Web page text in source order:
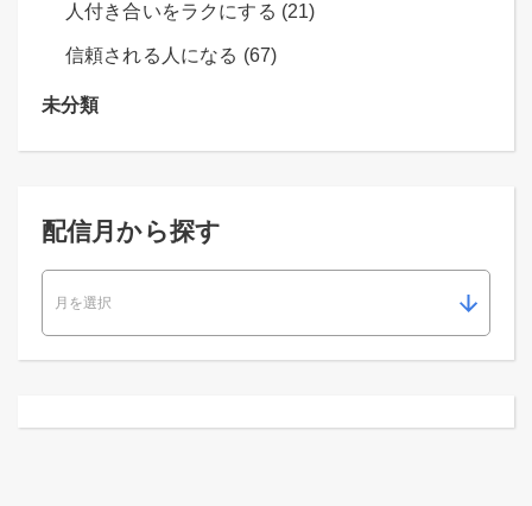
人付き合いをラクにする (21)
信頼される人になる (67)
未分類
配信月から探す